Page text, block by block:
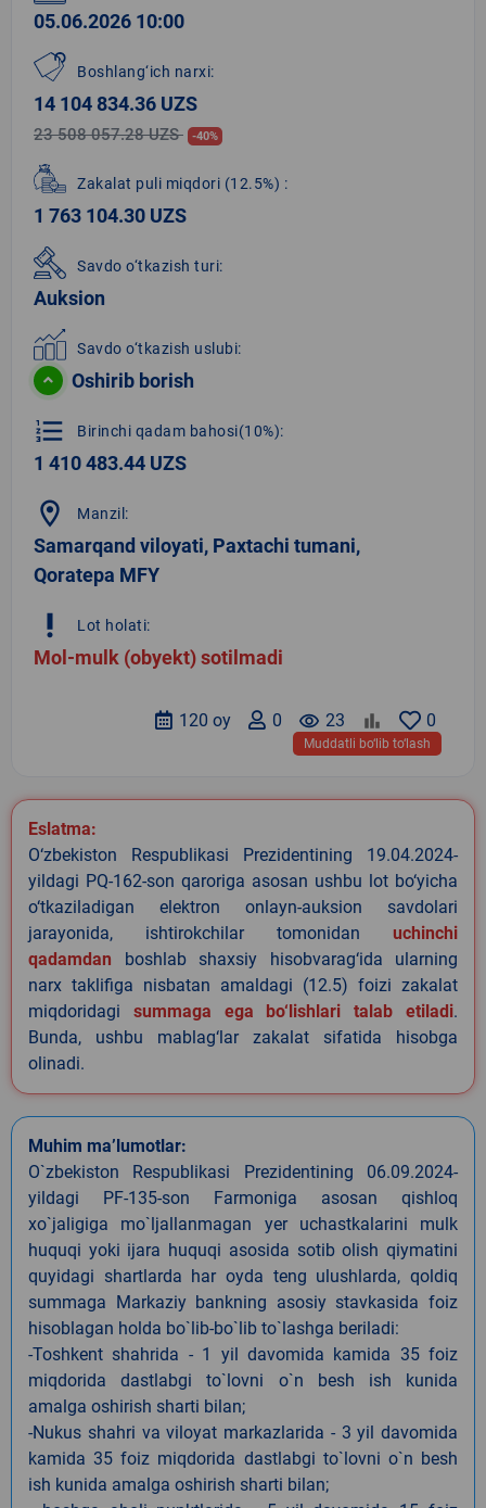
05.06.2026 10:00
Boshlang‘ich narxi:
14 104 834.36 UZS
23 508 057.28 UZS -40%
Zakalat puli miqdori (12.5%) :
1 763 104.30 UZS
Savdo o‘tkazish turi:
Auksion
Savdo o‘tkazish uslubi:
Oshirib borish
format_list_numbered Birinchi qadam bahosi(10%):
1 410 483.44 UZS
location_on Manzil:
Samarqand viloyati, Paxtachi tumani,
Qoratepa MFY
priority_high Lot holati:
Mol-mulk (obyekt) sotilmadi
0
remove_red_eye 23
0
120 oy
Muddatli bo‘lib to‘lash
Eslatma:
O‘zbekiston Respublikasi Prezidentining 19.04.2024-
yildagi PQ-162-son qaroriga asosan ushbu lot bo‘yicha
o‘tkaziladigan elektron onlayn-auksion savdolari
jarayonida, ishtirokchilar tomonidan uchinchi
qadamdan boshlab shaxsiy hisobvarag‘ida ularning
narx taklifiga nisbatan amaldagi (12.5) foizi zakalat
miqdoridagi summaga ega bo‘lishlari talab etiladi.
Bunda, ushbu mablag‘lar zakalat sifatida hisobga
olinadi.
Muhim ma’lumotlar:
O`zbekiston Respublikasi Prezidentining 06.09.2024-
yildagi PF-135-son Farmoniga asosan qishloq
xo`jaligiga mo`ljallanmagan yer uchastkalarini mulk
huquqi yoki ijara huquqi asosida sotib olish qiymatini
quyidagi shartlarda har oyda teng ulushlarda, qoldiq
summaga Markaziy bankning asosiy stavkasida foiz
hisoblagan holda bo`lib-bo`lib to`lashga beriladi:
-Toshkent shahrida - 1 yil davomida kamida 35 foiz
miqdorida dastlabgi to`lovni o`n besh ish kunida
amalga oshirish sharti bilan;
-Nukus shahri va viloyat markazlarida - 3 yil davomida
kamida 35 foiz miqdorida dastlabgi to`lovni o`n besh
ish kunida amalga oshirish sharti bilan;